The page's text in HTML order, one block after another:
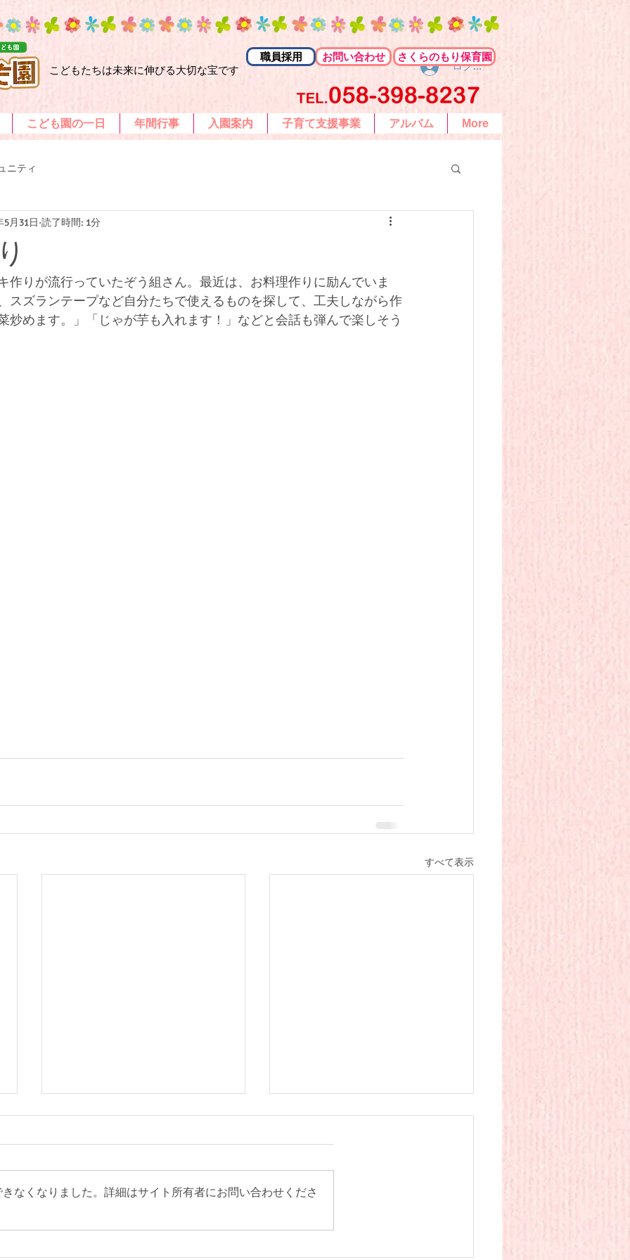
こどもたちは未来に伸びる大切な宝です
お問い合わせ
ログイン
職員採用 さくらのもり保育園
こども園の一日 年間行事 入園案内 子育て支援事業 アルバム More
ニティ
5月31日 読了時間: 1分
作りが流行っていたぞう組さん。最近は、お料理作りに励んでいま
スズランテープなど自分たちで使えるものを探して、工夫しながら作
炒めます。」「じゃが芋も入れます！」などと会話も弾んで楽しそう
すべて表示
12月 給食献立 12月 園だより
なくなりました。詳細はサイト所有者にお問い合わせくださ